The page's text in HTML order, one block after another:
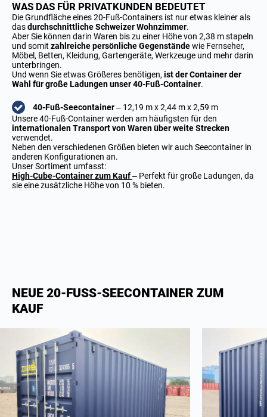
WAS DAS FÜR PRIVATKUNDEN BEDEUTET
Die Grundfläche eines 20-Fuß-Containers ist nur etwas kleiner als
dasdurchschnittliche Schweizer Wohnzimmer.
Aber Sie können darin Waren bis zu einer Höhe von 2,38 m stapeln
und somit zahlreiche persönliche Gegenständewie Fernseher,
Möbel, Betten, Kleidung, Gartengeräte, Werkzeuge und mehr darin
unterbringen.
Und wenn Sie etwas Größeres benötigen,ist der Container der
Wahl für große Ladungen unser 40-Fuß-Container.
40-Fuß-Seecontainer– 12,19 m x 2,44 m x 2,59 m
Unsere 40-Fuß-Container werden am häufigsten für den
internationalen Transport von Waren über weite Strecken
verwendet.
Neben den verschiedenen Größen bieten wir auch Seecontainer in
anderen Konfigurationen an.
Unser Sortiment umfasst:
High-Cube-Container zum Kauf– Perfekt für große Ladungen, da
sie eine zusätzliche Höhe von 10 % bieten.
NEUE 20-FUSS-SEECONTAINER ZUM
KAUF